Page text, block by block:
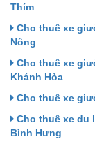
Thím
Cho thuê xe
Nông
Cho thuê xe
Khánh Hòa
Cho thuê xe
Cho thuê xe du
Bình Hưng